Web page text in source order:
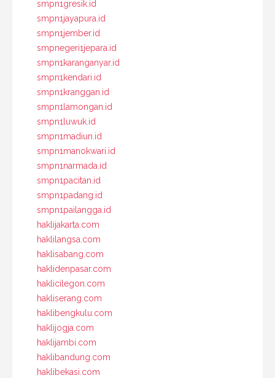
smpn1gresik.id
smpn1jayapura.id
smpn1jember.id
smpnegeri1jepara.id
smpn1karanganyar.id
smpn1kendari.id
smpn1kranggan.id
smpn1lamongan.id
smpn1luwuk.id
smpn1madiun.id
smpn1manokwari.id
smpn1narmada.id
smpn1pacitan.id
smpn1padang.id
smpn1pailangga.id
haklijakarta.com
haklilangsa.com
haklisabang.com
haklidenpasar.com
haklicilegon.com
hakliserang.com
haklibengkulu.com
haklijogja.com
haklijambi.com
haklibandung.com
haklibekasi.com